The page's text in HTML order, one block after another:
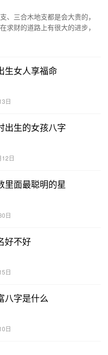
、三合木地支都是会大贵的，
求财的道路上有很大的进步，
生女人享福命
日
出生的女孩八字
日
里面最聪明的星
日
好不好
日
八字是什么
日